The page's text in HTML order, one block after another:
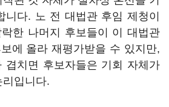
니다. 노 전 대법관 후임 제청이
한 나머지 후보들이 이 대법관
에 올라 재평가받을 수 있지만,
겹치면 후보자들은 기회 자체가
리입니다.